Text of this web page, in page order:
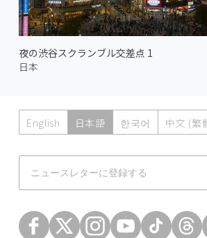
夜の渋谷スクランブル交差点 1
日本
English 日本語 한국어 中文 (繁